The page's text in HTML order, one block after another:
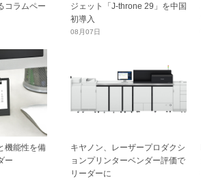
コラムペー
機能性を備
ー
ジェット「J-throne 29」を中国
初導入
08月07日
キヤノン、レーザープロダクシ
ョンプリンターベンダー評価で
リーダーに